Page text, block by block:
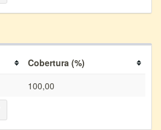
Cobertura (%)
100,00